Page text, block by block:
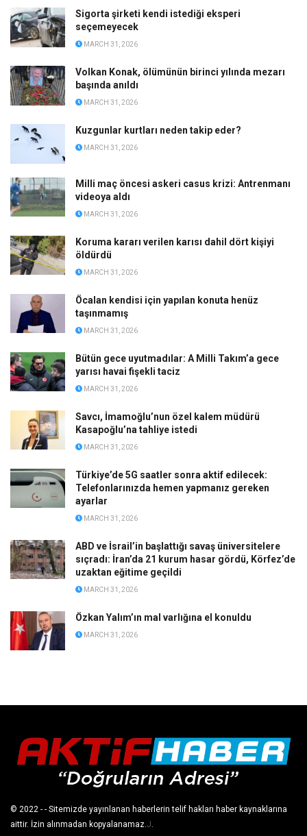
Sigorta şirketi kendi istediği eksperi
seçemeyecek
MARCH 31, 2026
Volkan Konak, ölümünün birinci yılında mezarı
başında anıldı
MARCH 31, 2026
Kuzgunlar kurtları neden takip eder?
MARCH 31, 2026
Milli maç öncesi askeri casus krizi: Antrenmanı
videoya aldı
MARCH 31, 2026
Koruma kararı verilen karısı dahil dört kişiyi
öldürdü
MARCH 31, 2026
Öcalan kendisi için yapılan konuta henüz
taşınmamış
MARCH 31, 2026
Bütün gece uyutmadılar: A Milli Takım’a gece
yarısı havai fişekli taciz
MARCH 31, 2026
Savcı, İmamoğlu’nun özel kalem müdürü
Kasapoğlu’na tahliye istedi
MARCH 31, 2026
Türkiye’de 5G saatler sonra aktif edilecek:
Telefonlarınızda hemen yapmanız gereken
ayarlar
MARCH 31, 2026
ABD ve İsrail’in başlattığı savaş üniversitelere
sıçradı: İran’da 21 kurum hasar gördü, Körfez’de
uzaktan eğitime geçildi
MARCH 31, 2026
Özkan Yalım’ın mal varlığına el konuldu
MARCH 31, 2026
© 2022 - - Sitemizde yayınlanan haberlerin telif hakları haber kaynaklarına
aittir. İzin alınmadan kopyalanamaz.J.